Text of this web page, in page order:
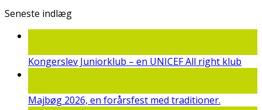
Seneste indlæg
Kongerslev Juniorklub – en UNICEF All right klub
Majbøg 2026, en forårsfest med traditioner.